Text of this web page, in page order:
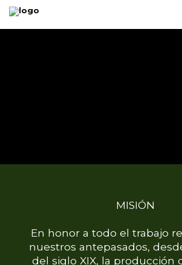
MISIÓN
En honor a todo el trabajo
nuestros antepasados,
del siglo XIX, la producción